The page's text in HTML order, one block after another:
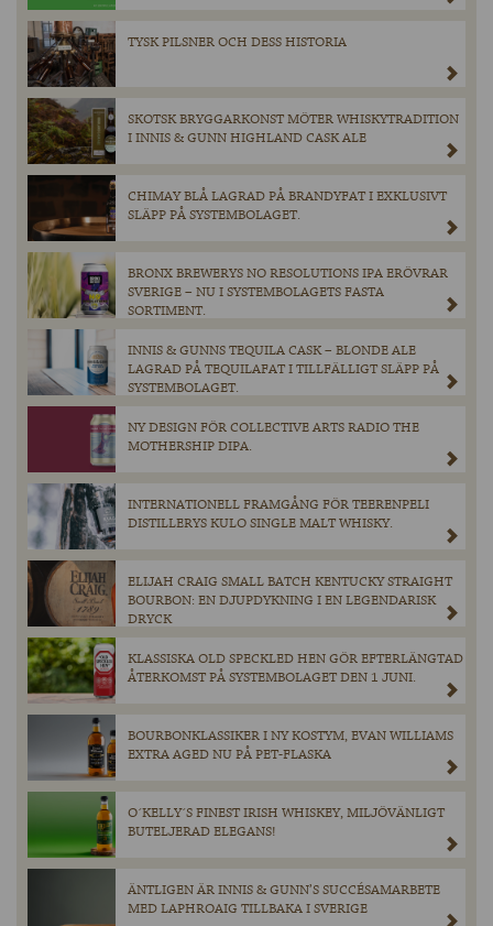
TYSK PILSNER OCH DESS HISTORIA
SKOTSK BRYGGARKONST MÖTER WHISKYTRADITION
I INNIS & GUNN HIGHLAND CASK ALE
CHIMAY BLÅ LAGRAD PÅ BRANDYFAT I EXKLUSIVT
SLÄPP PÅ SYSTEMBOLAGET.
BRONX BREWERYS NO RESOLUTIONS IPA ERÖVRAR
SVERIGE – NU I SYSTEMBOLAGETS FASTA
SORTIMENT.
INNIS & GUNNS TEQUILA CASK – BLONDE ALE
LAGRAD PÅ TEQUILAFAT I TILLFÄLLIGT SLÄPP PÅ
SYSTEMBOLAGET.
NY DESIGN FÖR COLLECTIVE ARTS RADIO THE
MOTHERSHIP DIPA.
INTERNATIONELL FRAMGÅNG FÖR TEERENPELI
DISTILLERYS KULO SINGLE MALT WHISKY.
ELIJAH CRAIG SMALL BATCH KENTUCKY STRAIGHT
BOURBON: EN DJUPDYKNING I EN LEGENDARISK
DRYCK
KLASSISKA OLD SPECKLED HEN GÖR EFTERLÄNGTAD
ÅTERKOMST PÅ SYSTEMBOLAGET DEN 1 JUNI.
BOURBONKLASSIKER I NY KOSTYM, EVAN WILLIAMS
EXTRA AGED NU PÅ PET-FLASKA
O´KELLY´S FINEST IRISH WHISKEY, MILJÖVÄNLIGT
BUTELJERAD ELEGANS!
ÄNTLIGEN ÄR INNIS & GUNN’S SUCCÉSAMARBETE
MED LAPHROAIG TILLBAKA I SVERIGE